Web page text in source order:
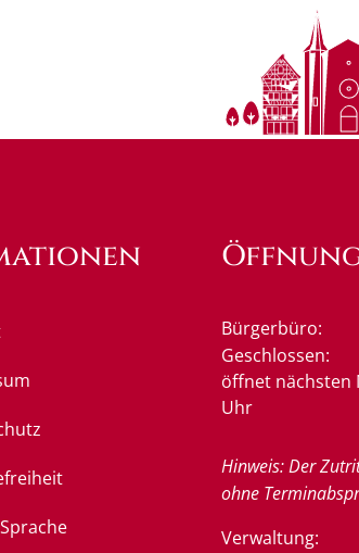
Bürgerbüro:
Klicken, um
Geschlossen:
öffnet nächsten
Uhr
Hinweis: Der
ohne
Verwaltung: